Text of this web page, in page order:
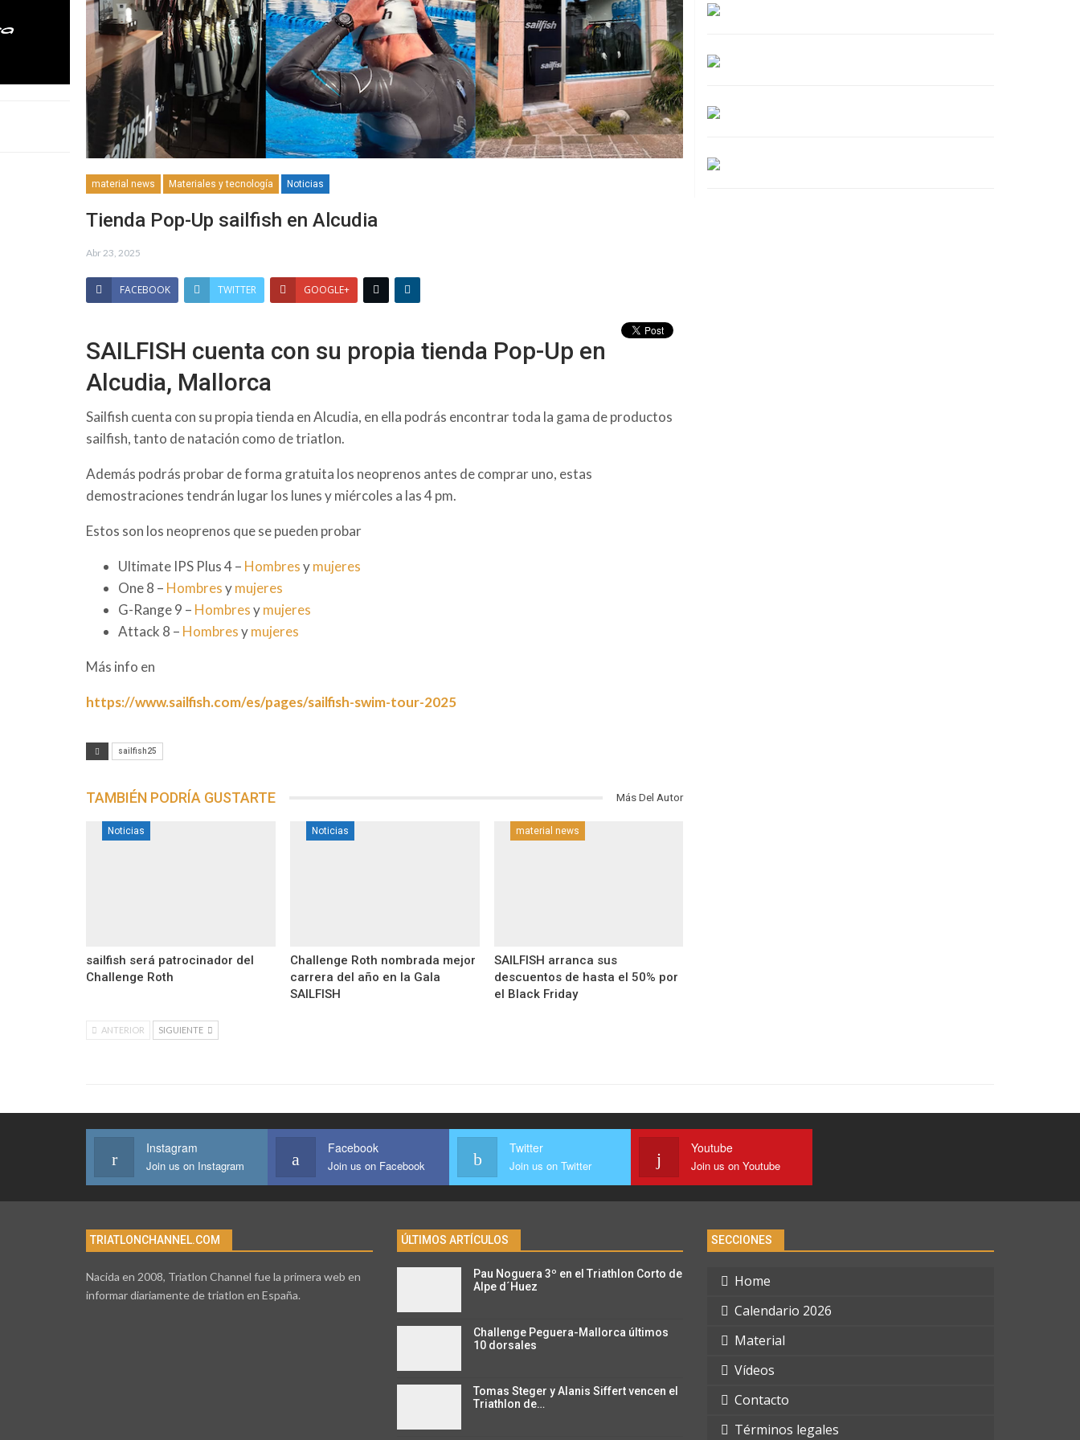
material news Materiales y tecnología Noticias
Tienda Pop-Up sailfish en Alcudia
Abr 23, 2025
FACEBOOK TWITTER GOOGLE+
SAILFISH cuenta con su propia tienda Pop-Up en
Alcudia, Mallorca
Sailfish cuenta con su propia tienda en Alcudia, en ella podrás encontrar toda la gama de productos
sailfish, tanto de natación como de triatlon.
Además podrás probar de forma gratuita los neoprenos antes de comprar uno, estas
demostraciones tendrán lugar los lunes y miércoles a las 4 pm.
Estos son los neoprenos que se pueden probar
Ultimate IPS Plus 4 – Hombresymujeres
One 8 – Hombresymujeres
G-Range 9 – Hombresymujeres
Attack 8 – Hombresymujeres
Más info en
https://www.sailfish.com/es/pages/sailfish-swim-tour-2025
sailfish25
TAMBIÉN PODRÍA GUSTARTE Más Del Autor
Noticias
sailfish será patrocinador del
Challenge Roth
Noticias
Challenge Roth nombrada mejor
carrera del año en la Gala
SAILFISH
material news
SAILFISH arranca sus
descuentos de hasta el 50% por
el Black Friday
ANTERIOR SIGUIENTE
Instagram
Join us on Instagram
Facebook
Join us on Facebook
Twitter
Join us on Twitter
Youtube
Join us on Youtube
TRIATLONCHANNEL.COM
Nacida en 2008, Triatlon Channel fue la primera web en
informar diariamente de triatlon en España.
ÚLTIMOS ARTÍCULOS
Pau Noguera 3º en el Triathlon Corto de
Alpe d´Huez
Challenge Peguera-Mallorca últimos
10 dorsales
Tomas Steger y Alanis Siffert vencen el
Triathlon de…
SECCIONES
Home
Calendario 2026
Material
Vídeos
Contacto
Términos legales